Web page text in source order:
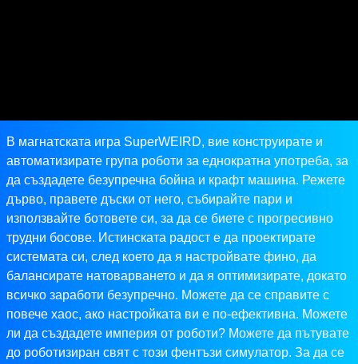
В магнатската игра SuperWEIRD, вие конструирате и
автоматизирате група роботи за еднократна употреба, за
да създадете безупречна бойна и крафт машина. Режете
дърво, правете дъски от него, събирайте пари и
използвайте ботовете си, за да се биете с прогресивно
трудни босове. Истинската радост е да проектирате
системата си, след което да я настройвате фино, да
балансирате натоварването и да я оптимизирате, докато
всичко заработи безупречно. Можете да се справите с
повече хаос, ако настройката ви е по-ефективна. Можете
ли да създадете империя от роботи? Можете да пътувате
до роботизиран свят с този фентъзи симулатор. За да се